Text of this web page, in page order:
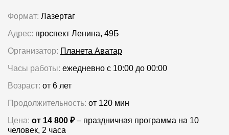
Формат: Лазертаг
Адрес: проспект Ленина, 49Б
Организатор: Планета Аватар
Часы работы: ежедневно с 10:00 до 00:00
Возраст: от 6 лет
Продолжительность: от 120 мин
Цена: от 14 800 ₽– праздничная программа на 10
человек, 2 часа